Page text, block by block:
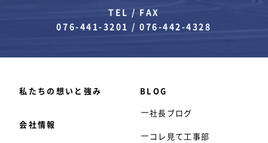
TEL / FAX
076-441-3201 /076-442-4328
私たちの想いと強み
会社情報
BLOG
社長ブログ
コレ見て工事部